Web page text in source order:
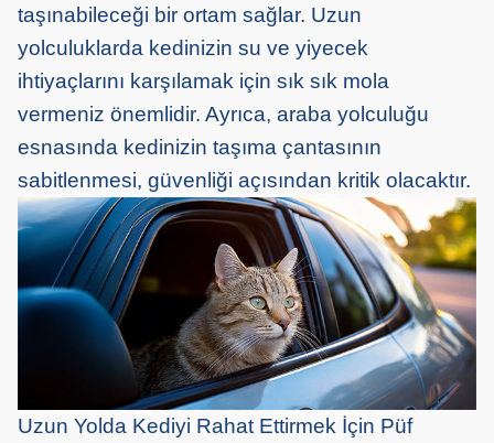
taşınabileceği bir ortam sağlar. Uzun
yolculuklarda kedinizin su ve yiyecek
ihtiyaçlarını karşılamak için sık sık mola
vermeniz önemlidir. Ayrıca, araba yolculuğu
esnasında kedinizin taşıma çantasının
sabitlenmesi, güvenliği açısından kritik olacaktır.
Uzun Yolda Kediyi Rahat Ettirmek İçin Püf